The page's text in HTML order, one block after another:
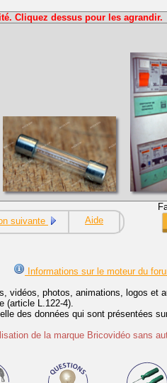
Cliquez dessus pour les agrandir.
suivante Aide
Informations sur le moteur du
vidéos, photos, animations, logos et
(article L.122-4).
des données qui sont présentées
de la marque Bricovidéo sans